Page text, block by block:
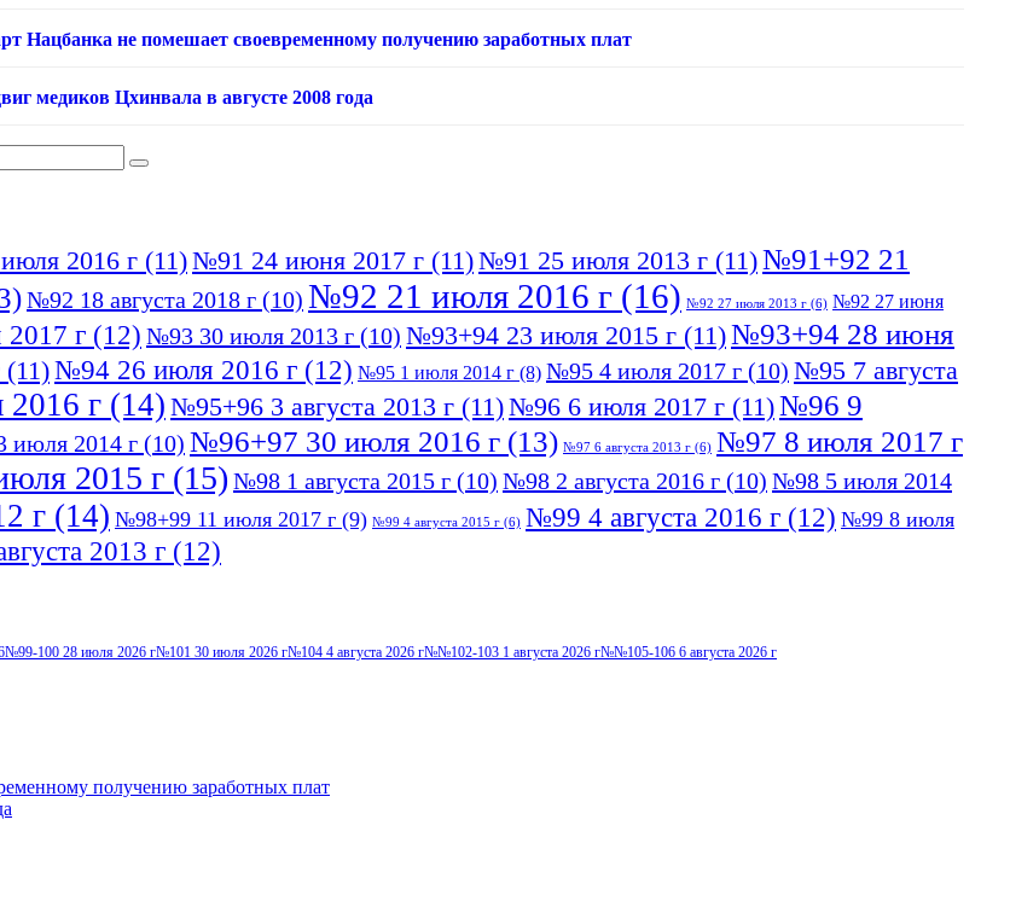
Нацбанка не помешает своевременному получению заработных плат
медиков Цхинвала в августе 2008 года
2016 г (11)№91 24 июня 2017 г (11)№91 25 июля 2013 г (11)№91+92 21
№92 18 августа 2018 г (10) №92 21 июля 2016 г (16) №92 27 июля 2013 г (6) №92 27 июня
г (12) №93 30 июля 2013 г (10) №93+94 23 июля 2015 г (11)№93+94 28 июня
(11)№94 26 июля 2016 г (12) №95 1 июля 2014 г (8) №95 4 июля 2017 г (10) №95 7 августа
г (14) №95+96 3 августа 2013 г (11)№96 6 июля 2017 г (11)№96 9
июля 2014 г (10) №96+97 30 июля 2016 г (13) №97 6 августа 2013 г (6) №97 8 июля 2017 г
2015 г (15) №98 1 августа 2015 г (10) №98 2 августа 2016 г (10) №98 5 июля 2014
г (14) №98+99 11 июля 2017 г (9) №99 4 августа 2015 г (6) №99 4 августа 2016 г (12) №99 8 июля
2013 г (12)
№99-100 28 июля 2026 г№101 30 июля 2026 г№104 4 августа 2026 г№№102-103 1 августа 2026 г№№105-106 6 августа 2026 г
получению заработных плат